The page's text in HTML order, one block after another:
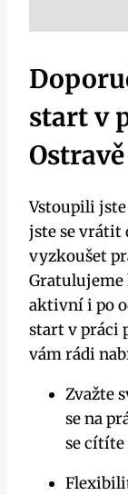
start v
Ostravě
Vstoupili
jste se vrátit
vyzkoušet
Gratulujeme
aktivní i po
start v práci
vám rádi
Zvažte
se na
se